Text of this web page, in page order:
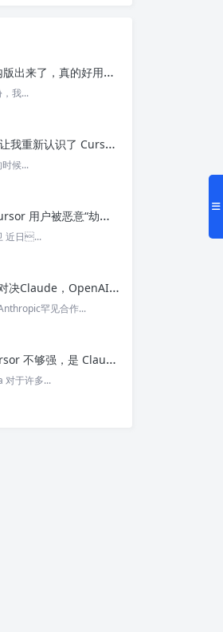
Trae 国内版出来了，真的好用吗？ – 今日头条
我...
一次面试让我重新认识了 Cursor – 今日头条
候...
3200+ Cursor 用户被恶意“劫持”！贪图“便宜 API”却惨遭收割， AI 开发者们要小心了 – 今日头条
近日...
GPT正面对决Claude，OpenAI竟没全赢，AI安全「极限大测」真相曝光 – 今日头条
罕见合作...
“不是 Cursor 不够强，是 Claude Code 太猛了” ！创始人详解Claude Code如何改写编程方式 – 今日头条
对于许多...